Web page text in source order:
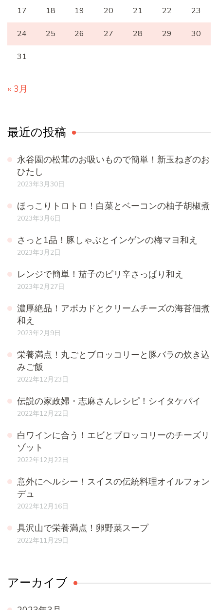
17 18 19 20 21 22 23
24 25 26 27 28 29 30
31
« 3月
最近の投稿
永谷園の松茸のお吸いもので簡単！新玉ねぎのお
ひたし
2023年3月30日
ほっこりトロトロ！白菜とベーコンの柚子胡椒煮
2023年3月6日
さっと1品！豚しゃぶとインゲンの梅マヨ和え
2023年3月2日
レンジで簡単！茄子のピリ辛さっぱり和え
2023年2月27日
濃厚絶品！アボカドとクリームチーズの海苔佃煮
和え
2023年2月9日
栄養満点！丸ごとブロッコリーと豚バラの炊き込
みご飯
2022年12月23日
伝説の家政婦・志麻さんレシピ！シイタケパイ
2022年12月22日
白ワインに合う！エビとブロッコリーのチーズリ
ゾット
2022年12月22日
意外にヘルシー！スイスの伝統料理オイルフォン
デュ
2022年12月16日
具沢山で栄養満点！卵野菜スープ
2022年11月29日
アーカイブ